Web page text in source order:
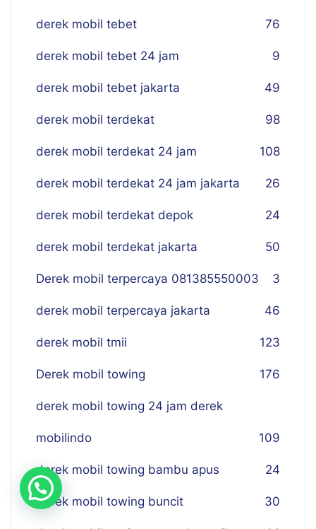
derek mobil tebet 76
derek mobil tebet 24 jam 9
derek mobil tebet jakarta 49
derek mobil terdekat 98
derek mobil terdekat 24 jam 108
derek mobil terdekat 24 jam jakarta 26
derek mobil terdekat depok 24
derek mobil terdekat jakarta 50
Derek mobil terpercaya 081385550003 3
derek mobil terpercaya jakarta 46
derek mobil tmii 123
Derek mobil towing 176
derek mobil towing 24 jam derek
mobilindo 109
derek mobil towing bambu apus 24
derek mobil towing buncit 30